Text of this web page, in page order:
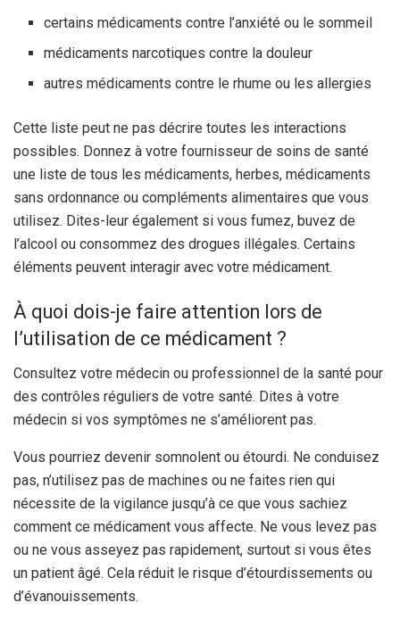
certains médicaments contre l’anxiété ou le sommeil
médicaments narcotiques contre la douleur
autres médicaments contre le rhume ou les allergies
Cette liste peut ne pas décrire toutes les interactions
possibles. Donnez à votre fournisseur de soins de santé
une liste de tous les médicaments, herbes, médicaments
sans ordonnance ou compléments alimentaires que vous
utilisez. Dites-leur également si vous fumez, buvez de
l’alcool ou consommez des drogues illégales. Certains
éléments peuvent interagir avec votre médicament.
À quoi dois-je faire attention lors de
l’utilisation de ce médicament ?
Consultez votre médecin ou professionnel de la santé pour
des contrôles réguliers de votre santé. Dites à votre
médecin si vos symptômes ne s’améliorent pas.
Vous pourriez devenir somnolent ou étourdi. Ne conduisez
pas, n’utilisez pas de machines ou ne faites rien qui
nécessite de la vigilance jusqu’à ce que vous sachiez
comment ce médicament vous affecte. Ne vous levez pas
ou ne vous asseyez pas rapidement, surtout si vous êtes
un patient âgé. Cela réduit le risque d’étourdissements ou
d’évanouissements.